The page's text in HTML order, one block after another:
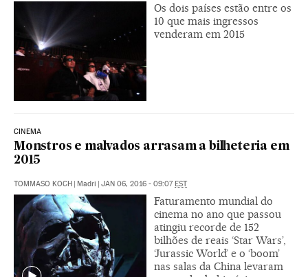
Os dois países estão entre os
10 que mais ingressos
venderam em 2015
CINEMA
Monstros e malvados arrasam a bilheteria em
2015
TOMMASO KOCH | Madri | JAN 06, 2016 - 09:07EST
Faturamento mundial do
cinema no ano que passou
atingiu recorde de 152
bilhões de reais ‘Star Wars’,
‘Jurassic World’ e o ‘boom’
nas salas da China levaram